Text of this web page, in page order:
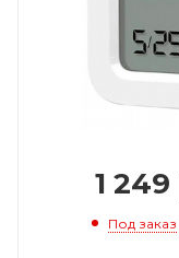
1 249
Под заказ